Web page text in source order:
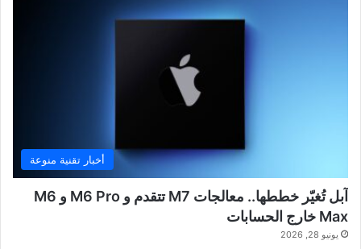
أخبار تقنية منوعة
آبل تُغيّر خططها.. معالجات M7 تتقدم و M6 Pro و M6
Max خارج الحسابات
يونيو 28, 2026